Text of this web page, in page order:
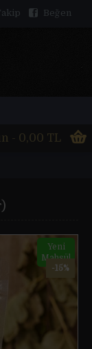
Beğen
- 0,00 TL
Yeni
Mahsül
-15%